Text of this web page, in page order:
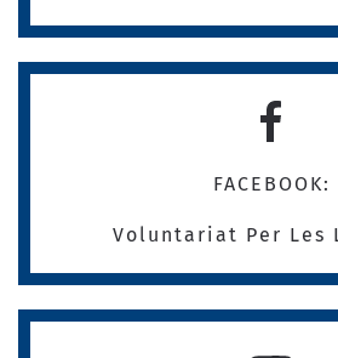
FACEBOOK:
Voluntariat Per Les